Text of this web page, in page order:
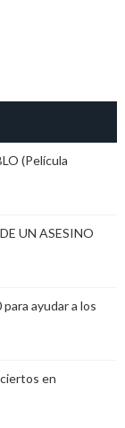
(Película
UN ASESINO
ayudar a los
en